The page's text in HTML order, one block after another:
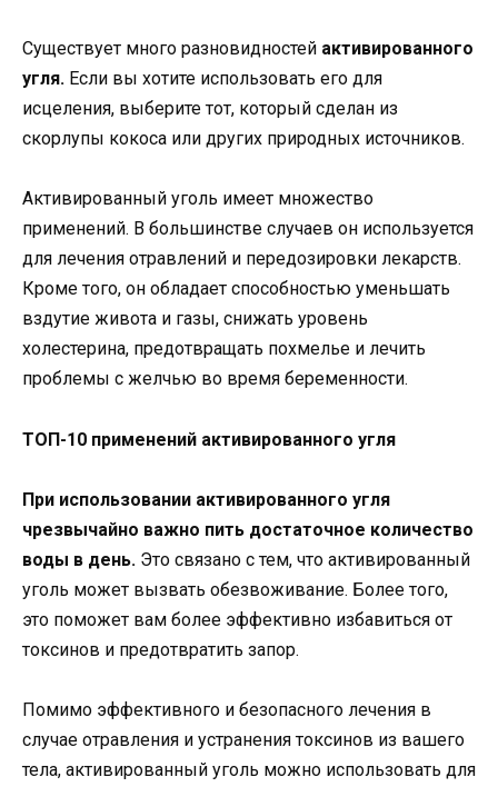
Существует много разновидностей активированного
угля. Если вы хотите использовать его для
исцеления, выберите тот, который сделан из
скорлупы кокоса или других природных источников.
Активированный уголь имеет множество
применений. В большинстве случаев он используется
для лечения отравлений и передозировки лекарств.
Кроме того, он обладает способностью уменьшать
вздутие живота и газы, снижать уровень
холестерина, предотвращать похмелье и лечить
проблемы с желчью во время беременности.
ТОП-10 применений активированного угля
При использовании активированного угля
чрезвычайно важно пить достаточное количество
воды в день. Это связано с тем, что активированный
уголь может вызвать обезвоживание. Более того,
это поможет вам более эффективно избавиться от
токсинов и предотвратить запор.
Помимо эффективного и безопасного лечения в
случае отравления и устранения токсинов из вашего
тела, активированный уголь можно использовать для